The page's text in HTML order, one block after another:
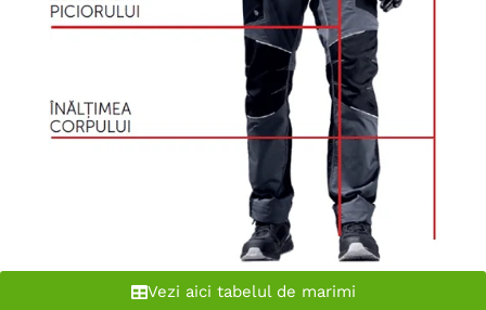
Vezi aici tabelul de marimi